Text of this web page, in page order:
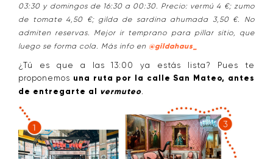
03:30 y domingos de 16:30 a 00:30. Precio: vermú 4 €; zumo
de tomate 4,50 €; gilda de sardina ahumada 3,50 €. No
admiten reservas. Mejor ir temprano para pillar sitio, que
luego se forma cola. Más info en @gildahaus_
¿Tú es que a las 13:00 ya estás lista? Pues te
proponemos una ruta por la calle San Mateo, antes
de entregarte al vermuteo